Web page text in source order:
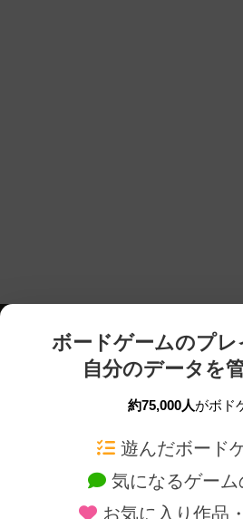
ボードゲームのプレ
自分のデータを
約75,000人がボド
遊んだボード
気になるゲー
お気に入り作品
ボードゲームを検索する